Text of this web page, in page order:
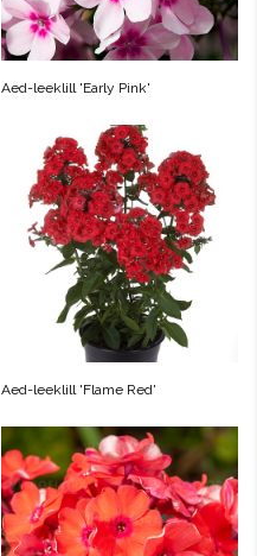
Aed-leeklill 'Early Pink'
Aed-leeklill 'Flame Red'